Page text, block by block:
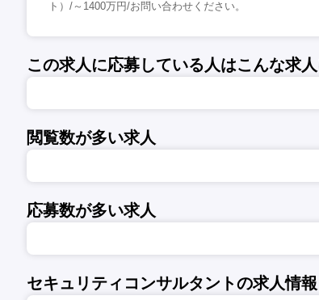
ト）/～1400万円/お問い合わせください。
この求人に応募している人はこんな求
閲覧数が多い求人
応募数が多い求人
セキュリティコンサルタントの求人情報